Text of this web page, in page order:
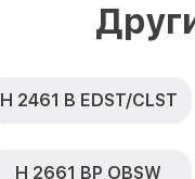
H 2461 B EDST/CLST
H 2661 BP OBSW